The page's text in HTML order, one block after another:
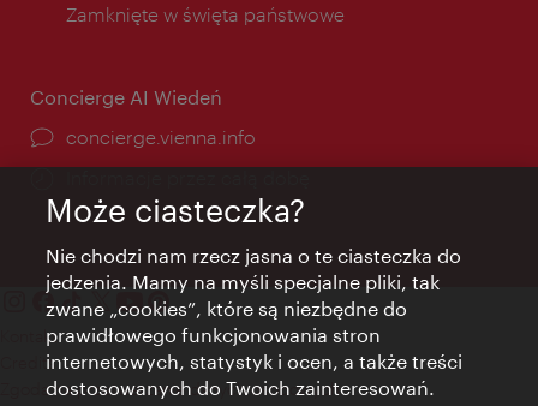
Zamknięte w święta państwowe
Concierge AI Wiedeń
concierge.vienna.info
Kontakt
Credits
Zgoda na przetwarzanie danych osobowych
Może ciasteczka?
Nie chodzi nam rzecz jasna o te ciasteczka do
jedzenia. Mamy na myśli specjalne pliki, tak
zwane „cookies”, które są niezbędne do
prawidłowego funkcjonowania stron
internetowych, statystyk i ocen, a także treści
dostosowanych do Twoich zainteresowań.